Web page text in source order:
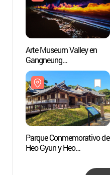
Arte Museum Valley en
Gangneung
(아르떼뮤지엄 강릉)
Parque Conmemorativo de
Heo Gyun y Heo
허난설헌 기념공원)